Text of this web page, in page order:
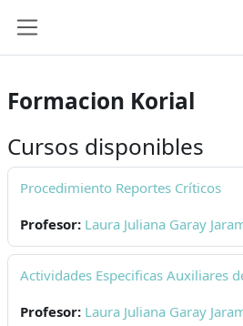
Formacion Korial
Cursos disponibles
Procedimiento Reportes Críticos
Profesor: Laura Juliana Garay
Actividades Especificas Auxiliares
Profesor: Laura Juliana Garay